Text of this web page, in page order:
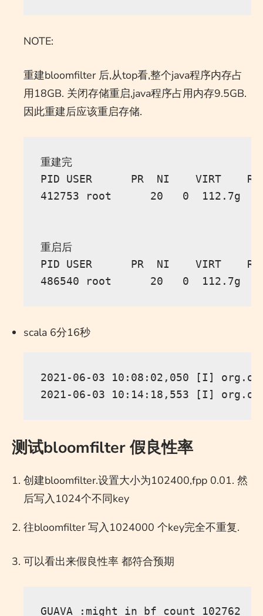
NOTE:
重建bloomfilter 后,从top看,整个java程序内存占
用18GB. 关闭存储重启,java程序占用内存9.5GB.
因此重建后应该重启存储.
重建完
PID USER      PR  NI    VIRT    RES
412753 root      20   0  112.7g
重启后
PID USER      PR  NI    VIRT    RES
scala 6分16秒
2021-06-03 10:08:02,050 [I]
测试bloomfilter 假良性率
创建bloomfilter.设置大小为102400,fpp 0.01. 然
后写入1024个不同key
往bloomfilter 写入1024000 个key完全不重复.
可以看出来假良性率 都符合预期
GUAVA :might in bf count 102762